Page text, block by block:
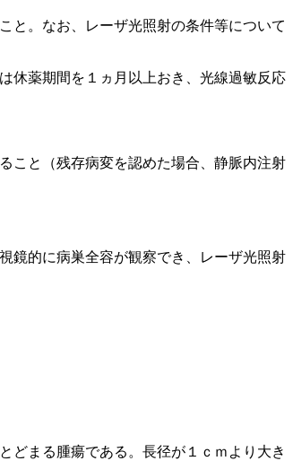
と。なお、レーザ光照射の条件等について
休薬期間を１ヵ月以上おき、光線過敏反応
こと（残存病変を認めた場合、静脈内注射
鏡的に病巣全容が観察でき、レーザ光照射
どまる腫瘍である。長径が１ｃｍより大き